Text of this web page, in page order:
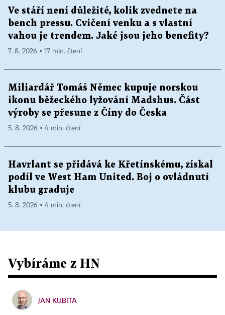
Ve stáří není důležité, kolik zvednete na
bench pressu. Cvičení venku a s vlastní
vahou je trendem. Jaké jsou jeho benefity?
7. 8. 2026 ▪ 17 min. čtení
Miliardář Tomáš Němec kupuje norskou
ikonu běžeckého lyžování Madshus. Část
výroby se přesune z Číny do Česka
5. 8. 2026 ▪ 4 min. čtení
Havrlant se přidává ke Křetínskému, získal
podíl ve West Ham United. Boj o ovládnutí
klubu graduje
5. 8. 2026 ▪ 4 min. čtení
Vybíráme z HN
JAN KUBITA